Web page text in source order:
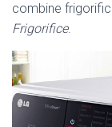
combine
Frigorifice.